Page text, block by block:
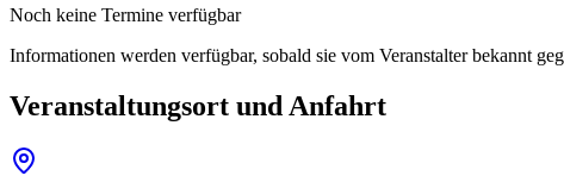
Noch keine Termine verfügbar
Informationen werden verfügbar, sobald sie vom Veranstalter bekannt
Veranstaltungsort und Anfahrt